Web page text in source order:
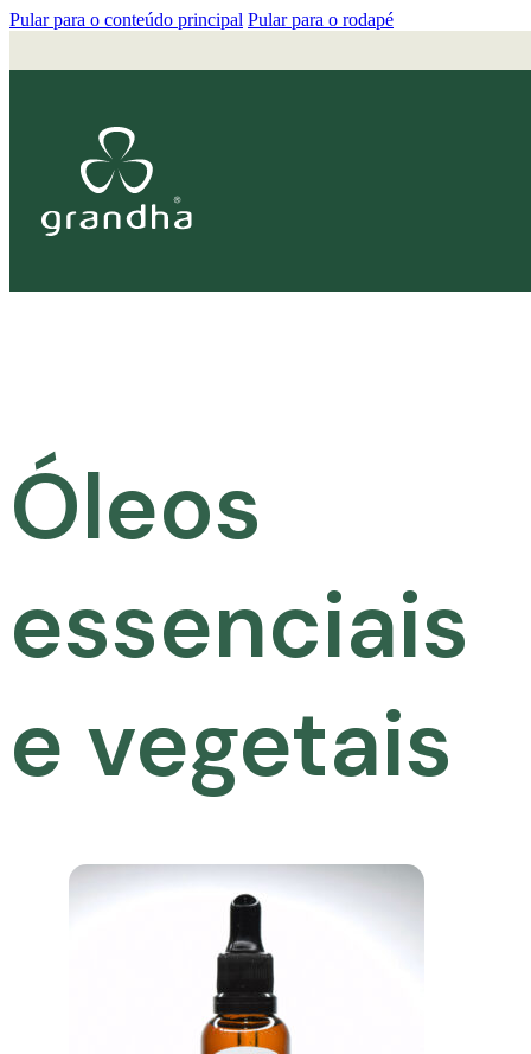
Pular para o conteúdo principal Pular para o rodapé
Óleos
essenciais
e vegetais